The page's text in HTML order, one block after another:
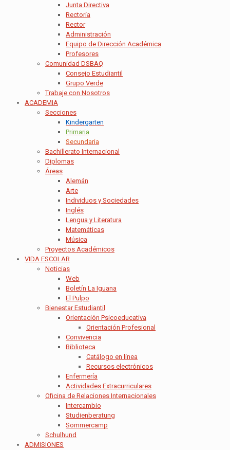
Junta Directiva
Rectoría
Rector
Administración
Equipo de Dirección Académica
Profesores
Comunidad DSBAQ
Consejo Estudiantil
Grupo Verde
Trabaje con Nosotros
ACADEMIA
Secciones
Kindergarten
Primaria
Secundaria
Bachillerato Internacional
Diplomas
Áreas
Alemán
Arte
Individuos y Sociedades
Inglés
Lengua y Literatura
Matemáticas
Música
Proyectos Académicos
VIDA ESCOLAR
Noticias
Web
Boletín La Iguana
El Pulpo
Bienestar Estudiantil
Orientación Psicoeducativa
Orientación Profesional
Convivencia
Biblioteca
Catálogo en línea
Recursos electrónicos
Enfermería
Actividades Extracurriculares
Oficina de Relaciones Internacionales
Intercambio
Studienberatung
Sommercamp
Schulhund
ADMISIONES